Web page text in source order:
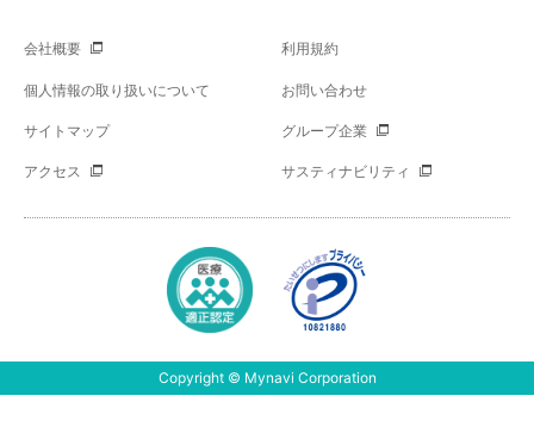
会社概要 利用規約
個人情報の取り扱いについて お問い合わせ
サイトマップ グループ企業
アクセス サスティナビリティ
Copyright © Mynavi Corporation